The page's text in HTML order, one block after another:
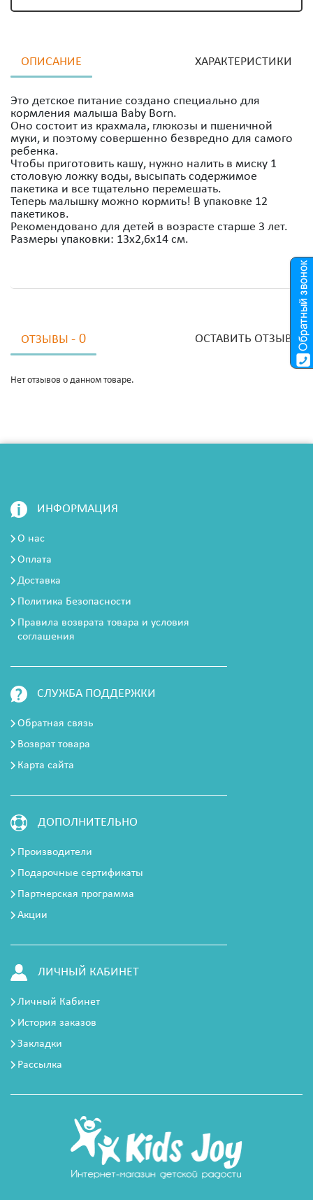
ОПИСАНИЕ ХАРАКТЕРИСТИКИ
Это детское питание создано специально для
кормления малыша Baby Born.
Оно состоит из крахмала, глюкозы и пшеничной
муки, и поэтому совершенно безвредно для самого
ребенка.
Чтобы приготовить кашу, нужно налить в миску 1
столовую ложку воды, высыпать содержимое
пакетика и все тщательно перемешать.
Теперь малышку можно кормить! В упаковке 12
пакетиков.
Рекомендовано для детей в возрасте старше 3 лет.
Размеры упаковки: 13х2,6х14 см.
ОТЗЫВЫ - 0 ОСТАВИТЬ ОТЗЫВ
Нет отзывов о данном товаре.
ИНФОРМАЦИЯ
О нас
Оплата
Доставка
Политика Безопасности
Правила возврата товара и условия
соглашения
СЛУЖБА ПОДДЕРЖКИ
Обратная связь
Возврат товара
Карта сайта
ДОПОЛНИТЕЛЬНО
Производители
Подарочные сертификаты
Партнерская программа
Акции
ЛИЧНЫЙ КАБИНЕТ
Личный Кабинет
История заказов
Закладки
Рассылка